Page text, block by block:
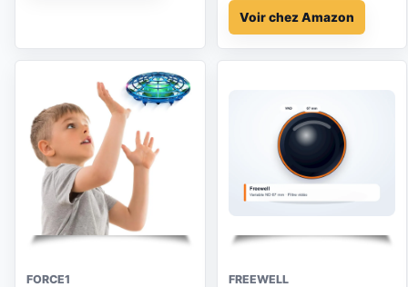
Voir chez Amazon
FORCE1 FREEWELL